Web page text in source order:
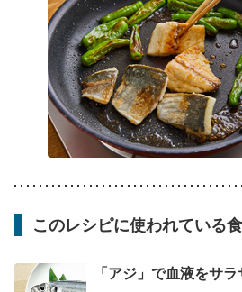
このレシピに使われている
「アジ」で血液をサラ